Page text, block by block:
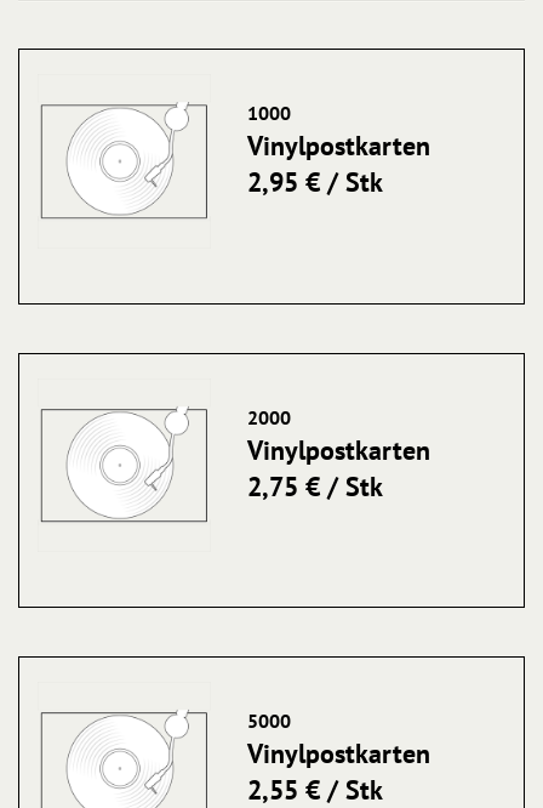
1000
Vinylpostkarten
2,95 € / Stk
2000
Vinylpostkarten
2,75 € / Stk
5000
Vinylpostkarten
2,55 € / Stk